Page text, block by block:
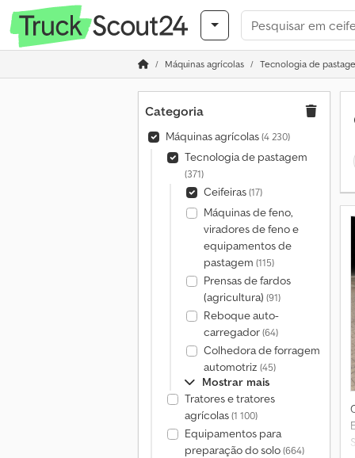
Máquinas agrícolas Tecnologia de
Categoria
Máquinas agrícolas(4 230)
Tecnologia de pastagem
(371)
Ceifeiras(17)
Máquinas de feno,
viradores de feno e
equipamentos de
pastagem (115)
Prensas de fardos
(agricultura) (91)
Reboque auto-
carregador(64)
Colhedora de forragem
automotriz (45)
Mostrar mais
Tratores e tratores
agrícolas(1 100)
Equipamentos para
preparação do solo(664)